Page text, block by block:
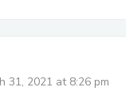
31, 2021 at 8:26 pm